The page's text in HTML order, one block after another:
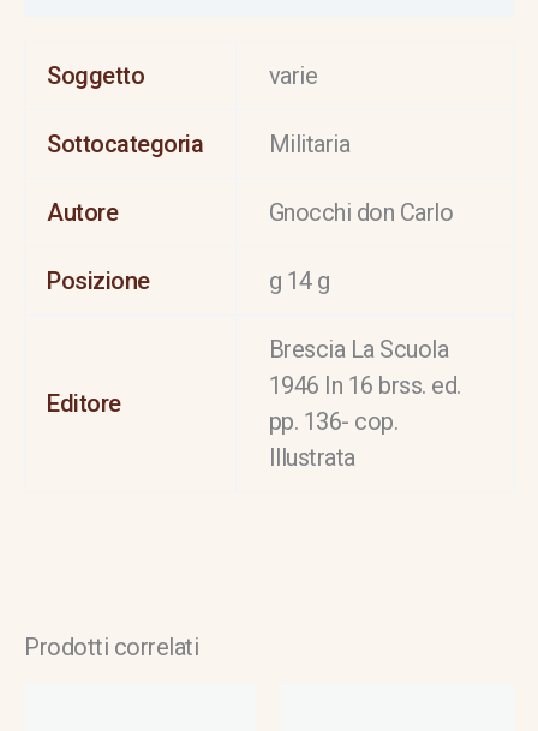
Soggetto varie
Sottocategoria Militaria
Autore Gnocchi don Carlo
Posizione g 14 g
Editore
Brescia La Scuola
1946 In 16 brss. ed.
pp. 136- cop.
Illustrata
Prodotti correlati